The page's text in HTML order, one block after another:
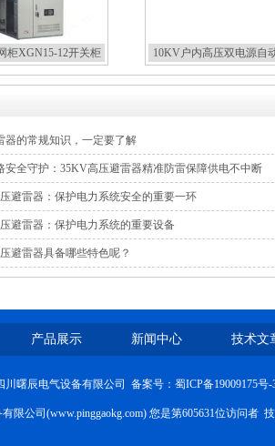
柜XGN15-12开关柜
10KV户内高压双电源自
器的常规知识，一定要了解
安全守护：35KV高压避雷器精准防雷保障供电不中断
避雷器：保护电力系统安全的重要一环
避雷器：保护电力系统的重要设备
避雷器具备哪些特色呢？
产品展示 新闻中心 技术文
川曙辰电气设备有限公司 备案号：蜀ICP备19009175号-
限公司(www.pinggaokg.com) 您是第605631位访问者 技